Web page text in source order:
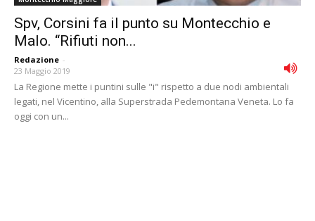
Spv, Corsini fa il punto su Montecchio e
Malo. “Rifiuti non...
Redazione -
23 Maggio 2019
La Regione mette i puntini sulle "i" rispetto a due nodi ambientali
legati, nel Vicentino, alla Superstrada Pedemontana Veneta. Lo fa
oggi con un...